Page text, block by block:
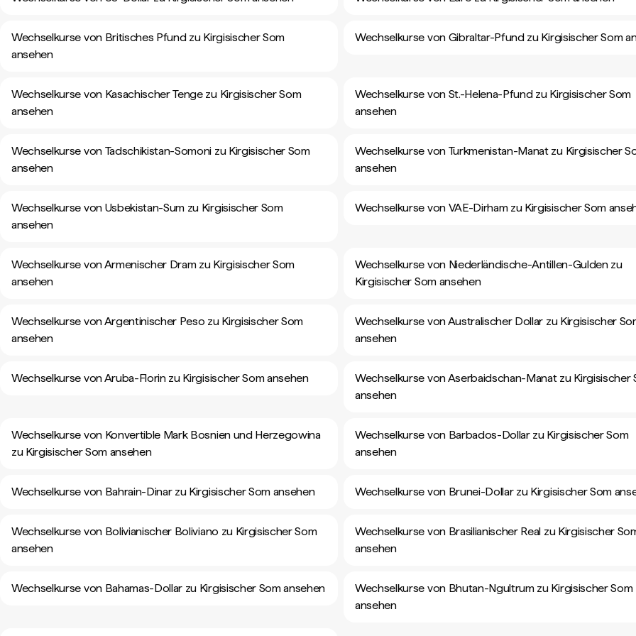
Wechselkurse von Britisches Pfund zu Kirgisischer Som
ansehen
Wechselkurse von Gibraltar-Pfund zu Kirgisischer Som
Wechselkurse von Kasachischer Tenge zu Kirgisischer Som
ansehen
Wechselkurse von St.-Helena-Pfund zu Kirgisischer Som
ansehen
Wechselkurse von Tadschikistan-Somoni zu Kirgisischer Som
ansehen
Wechselkurse von Turkmenistan-Manat zu Kirgisischer
ansehen
Wechselkurse von Usbekistan-Sum zu Kirgisischer Som
ansehen
Wechselkurse von VAE-Dirham zu Kirgisischer Som
Wechselkurse von Armenischer Dram zu Kirgisischer Som
ansehen
Wechselkurse von Niederländische-Antillen-Gulden zu
Kirgisischer Som ansehen
Wechselkurse von Argentinischer Peso zu Kirgisischer Som
ansehen
Wechselkurse von Australischer Dollar zu Kirgisischer
ansehen
Wechselkurse von Aruba-Florin zu Kirgisischer Som ansehen
Wechselkurse von Aserbaidschan-Manat zu Kirgisischer
ansehen
Wechselkurse von Konvertible Mark Bosnien und Herzegowina
zu Kirgisischer Som ansehen
Wechselkurse von Barbados-Dollar zu Kirgisischer Som
ansehen
Wechselkurse von Bahrain-Dinar zu Kirgisischer Som ansehen Wechselkurse von Brunei-Dollar zu Kirgisischer Som
Wechselkurse von Bolivianischer Boliviano zu Kirgisischer Som
ansehen
Wechselkurse von Brasilianischer Real zu Kirgisischer
ansehen
Wechselkurse von Bahamas-Dollar zu Kirgisischer Som ansehen
Wechselkurse von Bhutan-Ngultrum zu Kirgisischer Som
ansehen